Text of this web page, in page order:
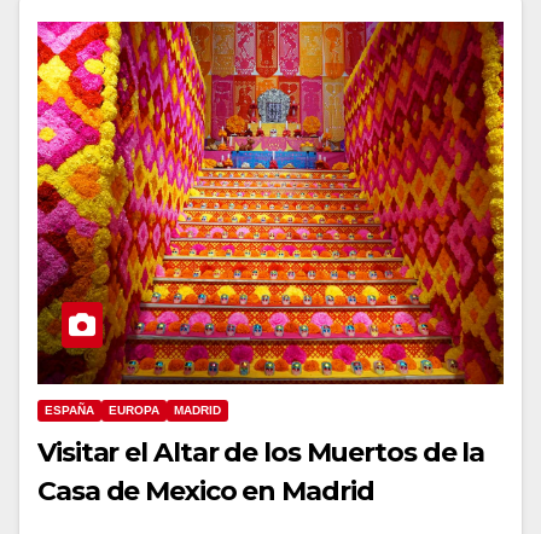
ESPAÑA EUROPA MADRID
Visitar el Altar de los Muertos de la
Casa de Mexico en Madrid